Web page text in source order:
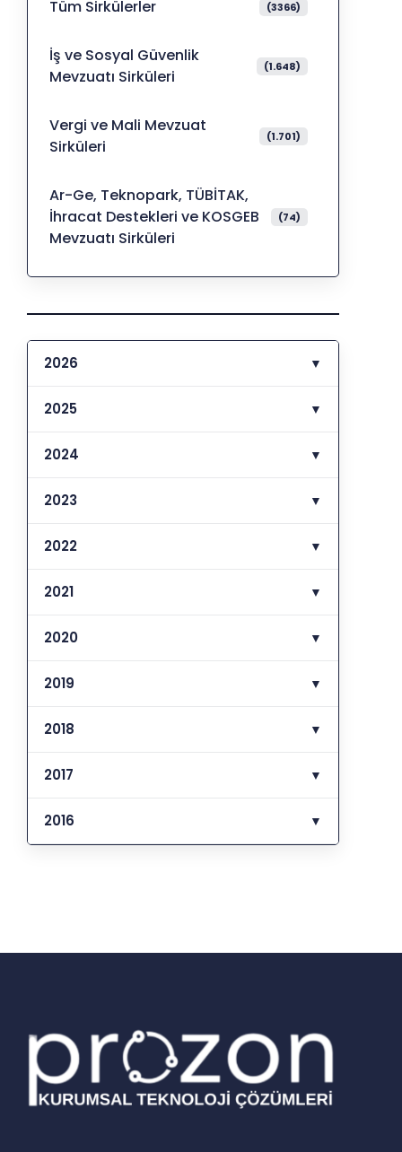
Tüm Sirkülerler (3366)
İş ve Sosyal Güvenlik
Mevzuatı Sirküleri
(1.648)
Vergi ve Mali Mevzuat
Sirküleri
(1.701)
Ar-Ge, Teknopark, TÜBİTAK,
İhracat Destekleri ve KOSGEB
Mevzuatı Sirküleri
(74)
2026 ▼
2025 ▼
2024 ▼
2023 ▼
2022 ▼
2021 ▼
2020 ▼
2019 ▼
2018 ▼
2017 ▼
2016 ▼